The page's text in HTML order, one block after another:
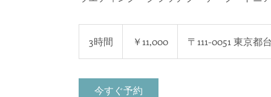
3時間
時
￥11,000 〒111-0051 東京都
今すぐ予約